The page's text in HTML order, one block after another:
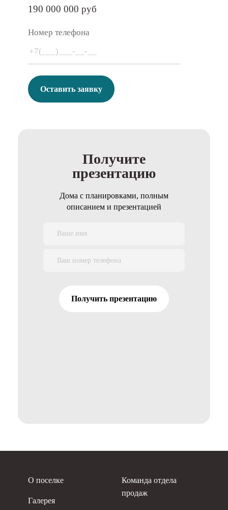
190 000 000 руб
Номер телефона
Оставить заявку
Получите
презентацию
Дома с планировками, полным
описанием и презентацией
Получить презентацию
О поселке
Галерея
Команда отдела
продаж